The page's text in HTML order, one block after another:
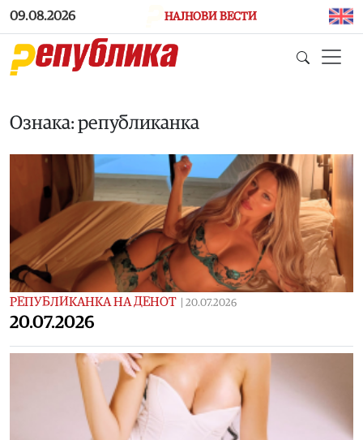
Skip to main content
09.08.2026 НАЈНОВИ ВЕСТИ
Ознака: републиканка
РЕПУБЛИКАНКА НА ДЕНОТ 20.07.2026
20.07.2026